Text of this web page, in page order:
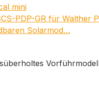
mini
PDP-GR für Walther
Solarmod…